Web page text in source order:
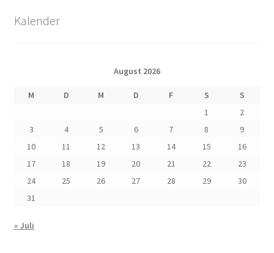
Kalender
August 2026
M D M D F S
S
1
2
3
4 5 6 7 8
9
10
11 12 13 14 15
16
17
18 19 20 21 22
23
24
25 26 27 28 29
30
31
« Juli